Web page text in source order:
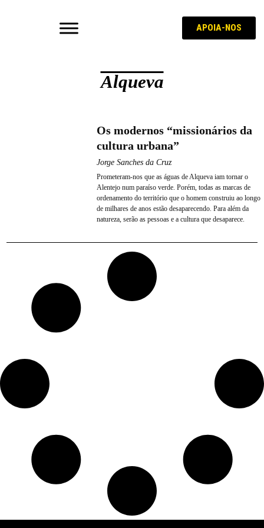
APOIA-NOS
Alqueva
Os modernos “missionários da
cultura urbana”
Jorge Sanches da Cruz
Prometeram-nos que as águas de Alqueva iam tornar o
Alentejo num paraíso verde. Porém, todas as marcas de
ordenamento do território que o homem construiu ao longo
de milhares de anos estão desaparecendo. Para além da
natureza, serão as pessoas e a cultura que desaparece.